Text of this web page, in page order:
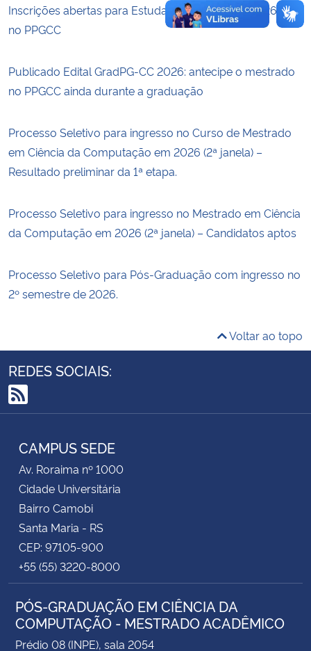
Inscrições abertas para Estudante Especial I — 2026/2
no PPGCC
Publicado Edital GradPG-CC 2026: antecipe o mestrado
no PPGCC ainda durante a graduação
Processo Seletivo para ingresso no Curso de Mestrado
em Ciência da Computação em 2026 (2ª janela) –
Resultado preliminar da 1ª etapa.
Processo Seletivo para ingresso no Mestrado em Ciência
da Computação em 2026 (2ª janela) – Candidatos aptos
Processo Seletivo para Pós-Graduação com ingresso no
2º semestre de 2026.
Voltar ao topo
REDES SOCIAIS:
RSS
CAMPUS SEDE
Av. Roraima nº 1000
Cidade Universitária
Bairro Camobi
Santa Maria - RS
CEP: 97105-900
+55 (55) 3220-8000
PÓS-GRADUAÇÃO EM CIÊNCIA DA
COMPUTAÇÃO - MESTRADO ACADÊMICO
Prédio 08 (INPE), sala 2054